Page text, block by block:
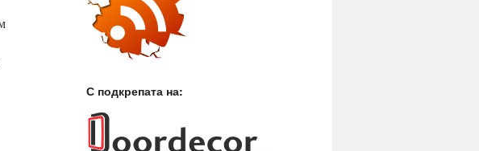
С подкрепата на: